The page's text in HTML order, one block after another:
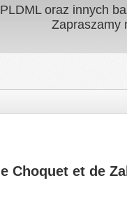
oraz innych
Zapraszamy
Choquet et de